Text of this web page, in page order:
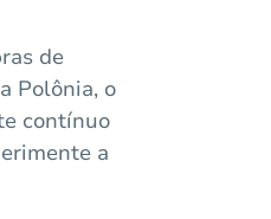
de
Polônia, o
contínuo
a